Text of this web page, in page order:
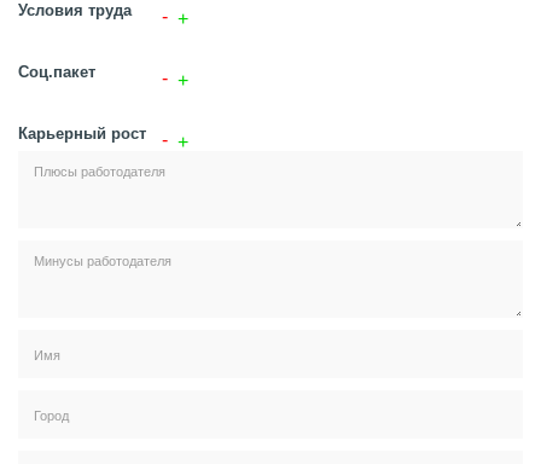
Условия труда
Соц.пакет
Карьерный рост